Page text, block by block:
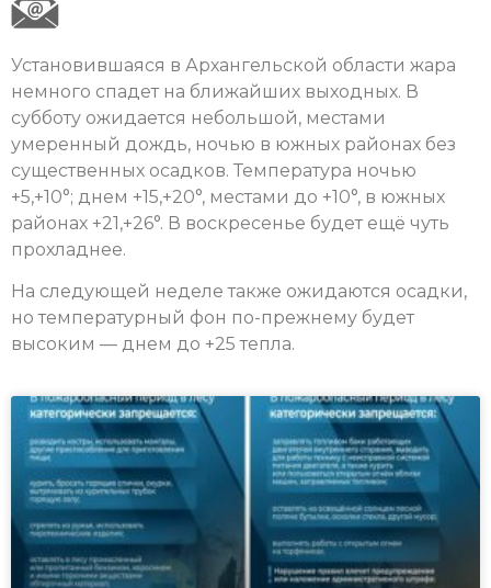
Установившаяся в Архангельской области жара
немного спадет на ближайших выходных. В
субботу ожидается небольшой, местами
умеренный дождь, ночью в южных районах без
существенных осадков. Температура ночью
+5,+10°; днем +15,+20°, местами до +10°, в южных
районах +21,+26°. В воскресенье будет ещё чуть
прохладнее.
На следующей неделе также ожидаются осадки,
но температурный фон по-прежнему будет
высоким — днем до +25 тепла.